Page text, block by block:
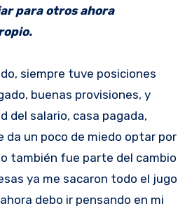
para otros ahora
siempre tuve posiciones
buenas provisiones, y
del salario, casa pagada,
da un poco de miedo optar por
también fue parte del cambio
ya me sacaron todo el jugo
debo ir pensando en mi